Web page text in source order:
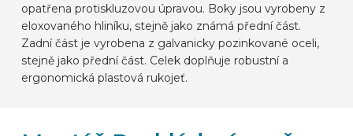
opatřena protiskluzovou úpravou. Boky jsou vyrobeny z
eloxovaného hliníku, stejně jako známá přední část.
Zadní část je vyrobena z galvanicky pozinkované oceli,
stejně jako přední část. Celek doplňuje robustní a
ergonomická plastová rukojeť.